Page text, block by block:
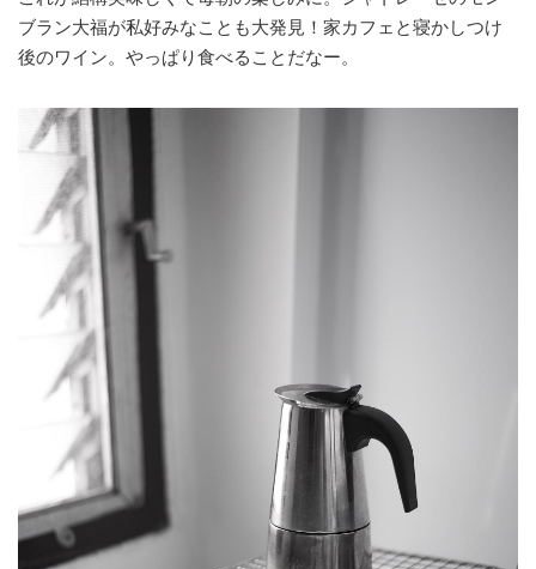
ブラン大福が私好みなことも大発見！家カフェと寝かしつけ
後のワイン。やっぱり食べることだなー。